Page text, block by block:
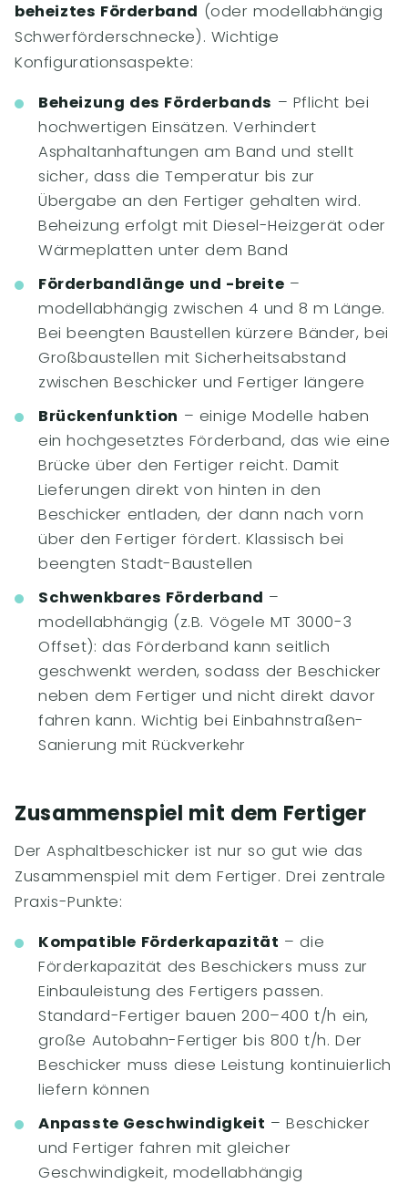
beheiztes Förderband (oder modellabhängig
Schwerförderschnecke). Wichtige
Konfigurationsaspekte:
Beheizung des Förderbands – Pflicht bei
hochwertigen Einsätzen. Verhindert
Asphaltanhaftungen am Band und stellt
sicher, dass die Temperatur bis zur
Übergabe an den Fertiger gehalten wird.
Beheizung erfolgt mit Diesel-Heizgerät oder
Wärmeplatten unter dem Band
Förderbandlänge und -breite –
modellabhängig zwischen 4 und 8 m Länge.
Bei beengten Baustellen kürzere Bänder, bei
Großbaustellen mit Sicherheitsabstand
zwischen Beschicker und Fertiger längere
Brückenfunktion – einige Modelle haben
ein hochgesetztes Förderband, das wie eine
Brücke über den Fertiger reicht. Damit
Lieferungen direkt von hinten in den
Beschicker entladen, der dann nach vorn
über den Fertiger fördert. Klassisch bei
beengten Stadt-Baustellen
Schwenkbares Förderband –
modellabhängig (z.B. Vögele MT 3000-3
Offset): das Förderband kann seitlich
geschwenkt werden, sodass der Beschicker
neben dem Fertiger und nicht direkt davor
fahren kann. Wichtig bei Einbahnstraßen-
Sanierung mit Rückverkehr
Zusammenspiel mit dem Fertiger
Der Asphaltbeschicker ist nur so gut wie das
Zusammenspiel mit dem Fertiger. Drei zentrale
Praxis-Punkte:
Kompatible Förderkapazität – die
Förderkapazität des Beschickers muss zur
Einbauleistung des Fertigers passen.
Standard-Fertiger bauen 200–400 t/h ein,
große Autobahn-Fertiger bis 800 t/h. Der
Beschicker muss diese Leistung kontinuierlich
liefern können
Anpasste Geschwindigkeit – Beschicker
und Fertiger fahren mit gleicher
Geschwindigkeit, modellabhängig